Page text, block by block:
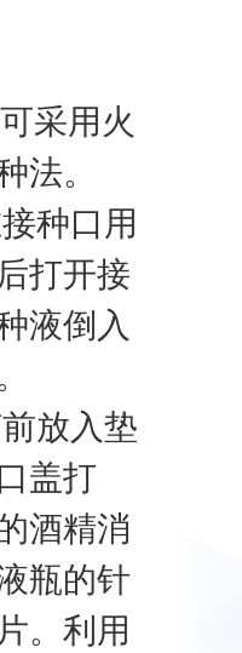
采用火
法。
种口用
打开接
液倒入
放入垫
盖打
酒精消
瓶的针
。利用